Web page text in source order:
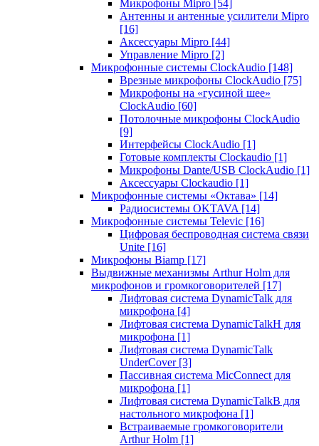
Микрофоны Mipro [54]
Антенны и антенные усилители Mipro
[16]
Аксессуары Mipro [44]
Управление Mipro [2]
Микрофонные системы ClockAudio [148]
Врезные микрофоны ClockAudio [75]
Микрофоны на «гусиной шее»
ClockAudio [60]
Потолочные микрофоны ClockAudio
[9]
Интерфейсы ClockAudio [1]
Готовые комплекты Clockaudio [1]
Микрофоны Dante/USB ClockAudio [1]
Аксессуары Clockaudio [1]
Микрофонные системы «Октава» [14]
Радиосистемы OKTAVA [14]
Микрофонные системы Televic [16]
Цифровая беспроводная система связи
Unite [16]
Микрофоны Biamp [17]
Выдвижные механизмы Arthur Holm для
микрофонов и громкоговорителей [17]
Лифтовая система DynamicTalk для
микрофона [4]
Лифтовая система DynamicTalkH для
микрофона [1]
Лифтовая система DynamicTalk
UnderCover [3]
Пассивная система MicConnect для
микрофона [1]
Лифтовая система DynamicTalkB для
настольного микрофона [1]
Встраиваемые громкоговорители
Arthur Holm [1]